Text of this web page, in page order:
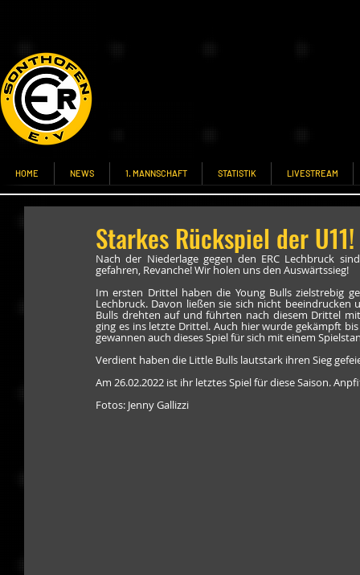
HOME NEWS 1. MANNSCHAFT STATISTIK LIVESTREAM
Starkes Rückspiel der U11!
Nach der Niederlage gegen den ERC Lechbruck
gefahren, Revanche! Wir holen uns den Auswärtssieg!
Im ersten Drittel haben die Young Bulls zielstrebig
Lechbruck. Davon ließen sie sich nicht
Bulls drehten auf und führten nach diesem Drittel
ging es ins letzte Drittel. Auch hier wurde gekämpft
gewannen auch dieses Spiel für sich mit einem
Verdient haben die Little Bulls lautstark ihren Sieg
Am 26.02.2022 ist ihr letztes Spiel für diese Saison.
Fotos: Jenny Gallizzi